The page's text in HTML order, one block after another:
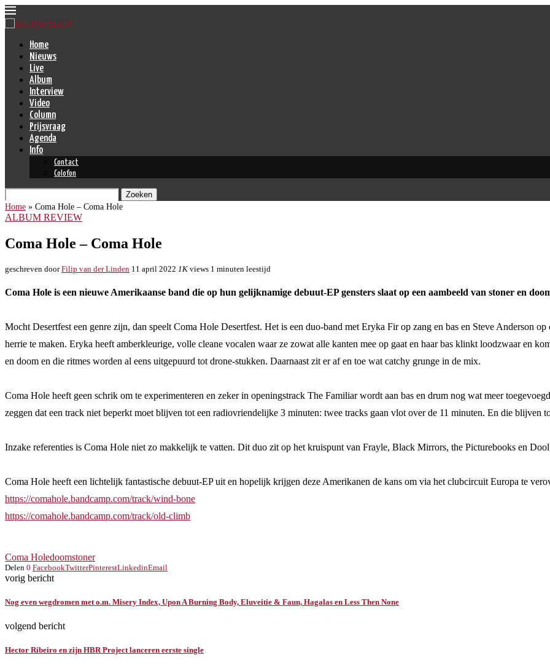
Home
Nieuws
Live
Album
Interview
Video
Column
Prijsvraag
Agenda
Info
Contact
Colofon
Zoeken
Home » Coma Hole – Coma Hole
ALBUM REVIEW
Coma Hole – Coma Hole
geschreven doorFilip van der Linden 11 april 2022 1K views 1 minuten leestijd
Coma Hole is een nieuwe Amerikaanse band die op hun gelijknamige debuut-EP gensters slaat op een aambeeld van stoner en
Mocht Desertfest een genre zijn, dan speelt Coma Hole Desertfest. Het is een duo-band met Eryka Fir op zang en bas en Steve Anderson
herrie te maken. Eryka heeft amberkleurige, volle cleane vocalen waar ze zowat alle kanten mee op gaat en haar bas klinkt loodzwaar en
en doom en die ritmes worden al eens uitgepuurd tot drone-stukken. Daarnaast zit er af en toe wat catchy grunge in de mix.
Coma Hole heeft geen schrik om te experimenteren en zeker in openingstrack The Familiar wordt aan bas en drum nog wat meer
zeggen dat een track niet beperkt moet blijven tot een radiovriendelijke 3 minuten: twee tracks gaan vlot over de 11 minuten. En die blijven
Inzake referenties is Coma Hole niet zo makkelijk te vatten. Dit duo zit op het kruispunt van Frayle, Black Mirrors, the Picturebooks en
Coma Hole heeft een lichtelijk fantastische debuut-EP uit en hopelijk krijgen deze Amerikanen de kans om via het clubcircuit Europa te
https://comahole.bandcamp.com/track/wind-bone
https://comahole.bandcamp.com/track/old-climb
Coma Holedoomstoner
Delen 0 FacebookTwitterPinterestLinkedinEmail
vorig bericht
Nog even wegdromen met o.m. Misery Index, Upon A Burning Body, Eluveitie & Faun, Hagalas en Less Then None
volgend bericht
Hector Ribeiro en zijn HBR Project lanceren eerste single